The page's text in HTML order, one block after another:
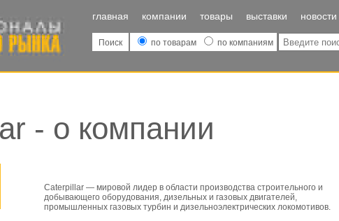
главная компании товары выставки новости
Поиск по товарам по компаниям
- о компании
Caterpillar — мировой лидер в области производства строительного и
добывающего оборудования, дизельных и газовых двигателей,
промышленных газовых турбин и дизельноэлектрических локомотивов.